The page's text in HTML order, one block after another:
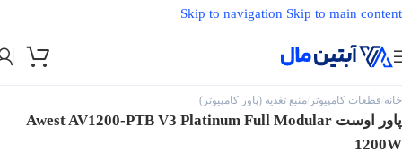
Skip to navigation Skip to main content
خانه قطعات کامپیوتر منبع تغذیه (پاور کامپیوتر)
پاور اوست Awest AV1200-PTB V3 Platinum Full Modular
1200W